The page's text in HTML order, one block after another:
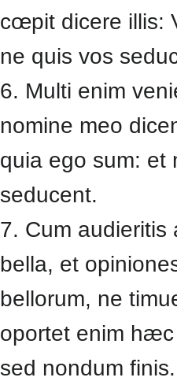
cœpit dicere illis:
ne quis vos
6. Multi enim
nomine meo
quia ego sum: et
seducent.
7. Cum audieritis
bella, et
bellorum, ne
oportet enim
sed nondum finis.